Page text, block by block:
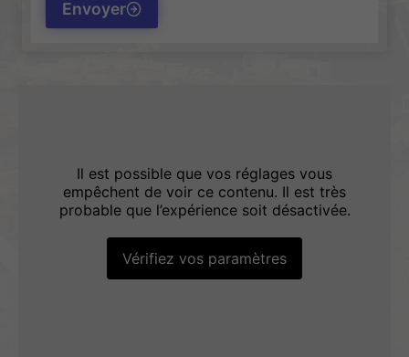
Envoyer
Il est possible que vos réglages vous
empêchent de voir ce contenu. Il est très
probable que l’expérience soit désactivée.
Vérifiez vos paramètres